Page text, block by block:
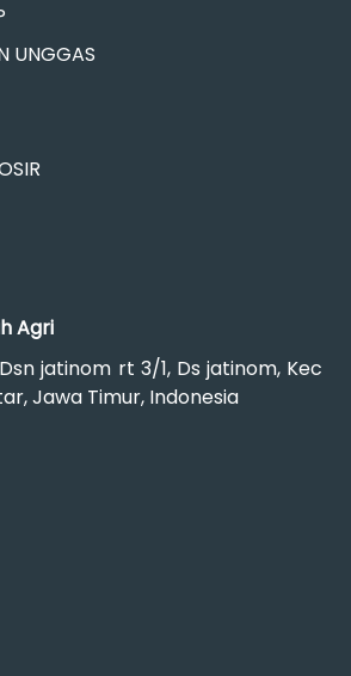
UNGGAS
Agri
Dsn jatinom rt 3/1, Ds jatinom, Kec
Jawa Timur, Indonesia